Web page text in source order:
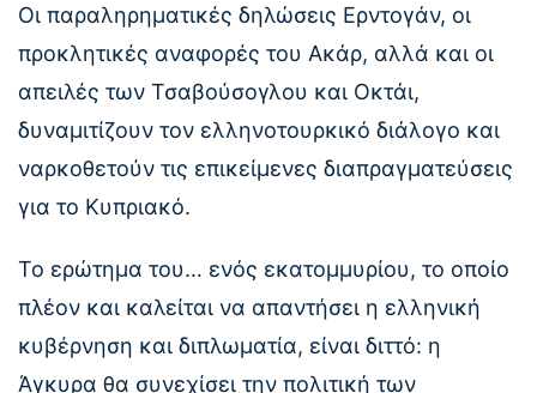
Οι παραληρηματικές δηλώσεις Ερντογάν, οι
προκλητικές αναφορές του Ακάρ, αλλά και οι
απειλές των Τσαβούσογλου και Οκτάι,
δυναμιτίζουν τον ελληνοτουρκικό διάλογο και
ναρκοθετούν τις επικείμενες διαπραγματεύσεις
για το Κυπριακό.
Το ερώτημα του… ενός εκατομμυρίου, το οποίο
πλέον και καλείται να απαντήσει η ελληνική
κυβέρνηση και διπλωματία, είναι διττό: η
Άγκυρα θα συνεχίσει την πολιτική των